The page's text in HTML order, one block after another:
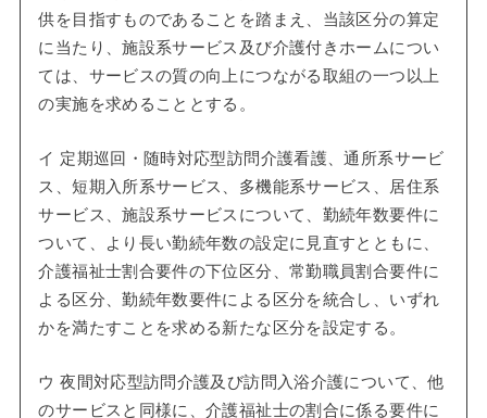
供を目指すものであることを踏まえ、当該区分の算定
に当たり、施設系サービス及び介護付きホームについ
ては、サービスの質の向上につながる取組の一つ以上
の実施を求めることとする。
イ 定期巡回・随時対応型訪問介護看護、通所系サービ
ス、短期入所系サービス、多機能系サービス、居住系
サービス、施設系サービスについて、勤続年数要件に
ついて、より長い勤続年数の設定に見直すとともに、
介護福祉士割合要件の下位区分、常勤職員割合要件に
よる区分、勤続年数要件による区分を統合し、いずれ
かを満たすことを求める新たな区分を設定する。
ウ 夜間対応型訪問介護及び訪問入浴介護について、他
のサービスと同様に、介護福祉士の割合に係る要件に